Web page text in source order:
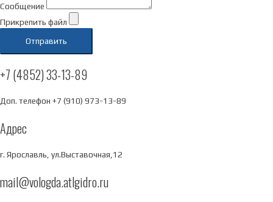
Сообщение
Прикрепить файл
Отправить
+7 (4852) 33-13-89
Доп. телефон +7 (910) 973-13-89
Адрес
г. Ярославль, ул.Выставочная,12
mail@vologda.atlgidro.ru